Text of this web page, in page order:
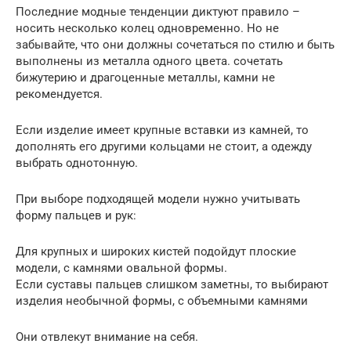
Последние модные тенденции диктуют правило –
носить несколько колец одновременно. Но не
забывайте, что они должны сочетаться по стилю и быть
выполнены из металла одного цвета. сочетать
бижутерию и драгоценные металлы, камни не
рекомендуется.
Если изделие имеет крупные вставки из камней, то
дополнять его другими кольцами не стоит, а одежду
выбрать однотонную.
При выборе подходящей модели нужно учитывать
форму пальцев и рук:
Для крупных и широких кистей подойдут плоские
модели, с камнями овальной формы.
Если суставы пальцев слишком заметны, то выбирают
изделия необычной формы, с объемными камнями
Они отвлекут внимание на себя.